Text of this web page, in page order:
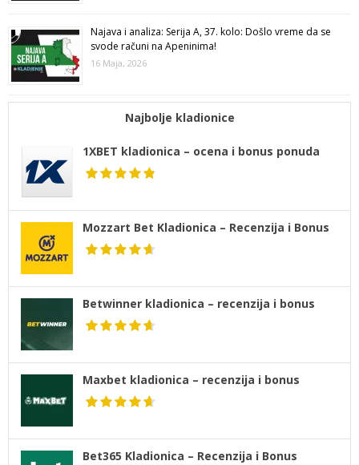
Najava i analiza: Serija A, 37. kolo: Došlo vreme da se
svode računi na Apeninima!
16 Maja, 2026
Najbolje kladionice
1XBET kladionica – ocena i bonus ponuda
Mozzart Bet Kladionica – Recenzija i Bonus
Betwinner kladionica – recenzija i bonus
Maxbet kladionica – recenzija i bonus
Bet365 Kladionica – Recenzija i Bonus